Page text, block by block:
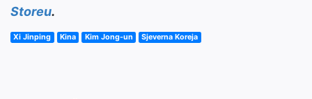
Storeu.
Xi Jinping Kina Kim Jong-un Sjeverna Koreja